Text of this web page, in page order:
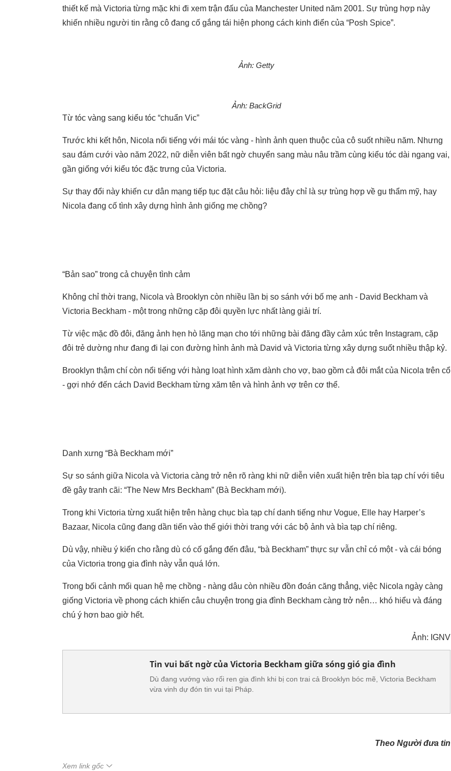
thiết kế mà Victoria từng mặc khi đi xem trận đấu của Manchester United năm 2001. Sự trùng hợp này
khiến nhiều người tin rằng cô đang cố gắng tái hiện phong cách kinh điển của “Posh Spice”.
Ảnh: Getty
Ảnh: BackGrid
Từ tóc vàng sang kiểu tóc “chuẩn Vic”
Trước khi kết hôn, Nicola nổi tiếng với mái tóc vàng - hình ảnh quen thuộc của cô suốt nhiều năm. Nhưng
sau đám cưới vào năm 2022, nữ diễn viên bất ngờ chuyển sang màu nâu trầm cùng kiểu tóc dài ngang vai,
gần giống với kiểu tóc đặc trưng của Victoria.
Sự thay đổi này khiến cư dân mạng tiếp tục đặt câu hỏi: liệu đây chỉ là sự trùng hợp về gu thẩm mỹ, hay
Nicola đang cố tình xây dựng hình ảnh giống mẹ chồng?
“Bản sao” trong cả chuyện tình cảm
Không chỉ thời trang, Nicola và Brooklyn còn nhiều lần bị so sánh với bố mẹ anh - David Beckham và
Victoria Beckham - một trong những cặp đôi quyền lực nhất làng giải trí.
Từ việc mặc đồ đôi, đăng ảnh hẹn hò lãng mạn cho tới những bài đăng đầy cảm xúc trên Instagram, cặp
đôi trẻ dường như đang đi lại con đường hình ảnh mà David và Victoria từng xây dựng suốt nhiều thập kỷ.
Brooklyn thậm chí còn nổi tiếng với hàng loạt hình xăm dành cho vợ, bao gồm cả đôi mắt của Nicola trên cổ
- gợi nhớ đến cách David Beckham từng xăm tên và hình ảnh vợ trên cơ thể.
Danh xưng “Bà Beckham mới”
Sự so sánh giữa Nicola và Victoria càng trở nên rõ ràng khi nữ diễn viên xuất hiện trên bìa tạp chí với tiêu
đề gây tranh cãi: “The New Mrs Beckham” (Bà Beckham mới).
Trong khi Victoria từng xuất hiện trên hàng chục bìa tạp chí danh tiếng như Vogue, Elle hay Harper’s
Bazaar, Nicola cũng đang dần tiến vào thế giới thời trang với các bộ ảnh và bìa tạp chí riêng.
Dù vậy, nhiều ý kiến cho rằng dù có cố gắng đến đâu, “bà Beckham” thực sự vẫn chỉ có một - và cái bóng
của Victoria trong gia đình này vẫn quá lớn.
Trong bối cảnh mối quan hệ mẹ chồng - nàng dâu còn nhiều đồn đoán căng thẳng, việc Nicola ngày càng
giống Victoria về phong cách khiến câu chuyện trong gia đình Beckham càng trở nên… khó hiểu và đáng
chú ý hơn bao giờ hết.
Ảnh: IGNV
Tin vui bất ngờ của Victoria Beckham giữa sóng gió gia đình
Dù đang vướng vào rối ren gia đình khi bị con trai cả Brooklyn bóc mẽ, Victoria Beckham
vừa vinh dự đón tin vui tại Pháp.
Theo Người đưa tin
Xem link gốc